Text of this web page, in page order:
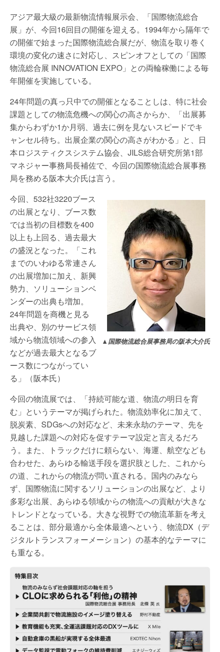
アジア最大級の最新物流情報展示会、「国際物流総合
展」が、今回16回目の開催を迎える。1994年から隔年で
の開催で始まった国際物流総合展だが、物流を取り巻く
環境の変化の速さに対応し、スピンオフとしての「国際
物流総合展 INNOVATION EXPO」との両輪稼働による毎
年開催を実施している。
24年問題の真っ只中での開催となることしは、特に社会
課題としての物流危機への関心の高さからか、「出展募
集からわずか1か月弱、過去に例を見ないスピードでキ
ャンセル待ち。出展企業の関心の高さがわかる」と、日
本ロジスティクスシステム協会、JILS総合研究所第1部
マネジャー事務局長補佐で、今回の国際物流総合展事務
局を務める阪本大介氏は言う。
▲国際物流総合展事務局の阪本大介氏
今回、532社3220ブース
の出展となり、ブース数
では当初の目標数を400
以上も上回る、過去最大
の盛況となった。「これ
までのいわゆる常連さん
の出展増加に加え、新興
勢力、ソリューションベ
ンダーの出典も増加。
24年問題を商機と見る
出典や、別のサービス領
域から物流領域への参入
などが過去最大となるブ
ース数につながってい
る」（阪本氏）
今回の物流展では、「持続可能な道、物流の明日を育
む」というテーマが掲げられた。物流効率化に加えて、
脱炭素、SDGsへの対応など、未来永劫のテーマ、先を
見越した課題への対応を促すテーマ設定と言えるだろ
う。また、トラックだけに頼らない、海運、航空なども
合わせた、あらゆる輸送手段を選択肢とした、これから
の道、これからの物流が問い直される。国内のみなら
ず、国際物流に関するソリューションの出展など、より
多彩な出展、あらゆる領域からの物流への貢献が大きな
トレンドとなっている。大きな視野での物流革新を考え
ることは、部分最適から全体最適へという、物流DX（デ
ジタルトランスフォーメーション）の基本的なテーマに
も重なる。